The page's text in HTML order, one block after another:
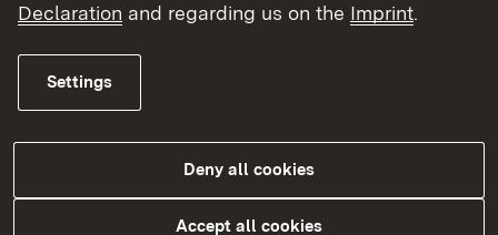
Pressemitteilung
03/20/2026| Hauswirtschaft
„Gesund essen, nachhaltig leben: Die Zukunft auf
dem Teller“
Declaration and regarding us on the Imprint.
Settings
Deny all cookies
Accept all cookies